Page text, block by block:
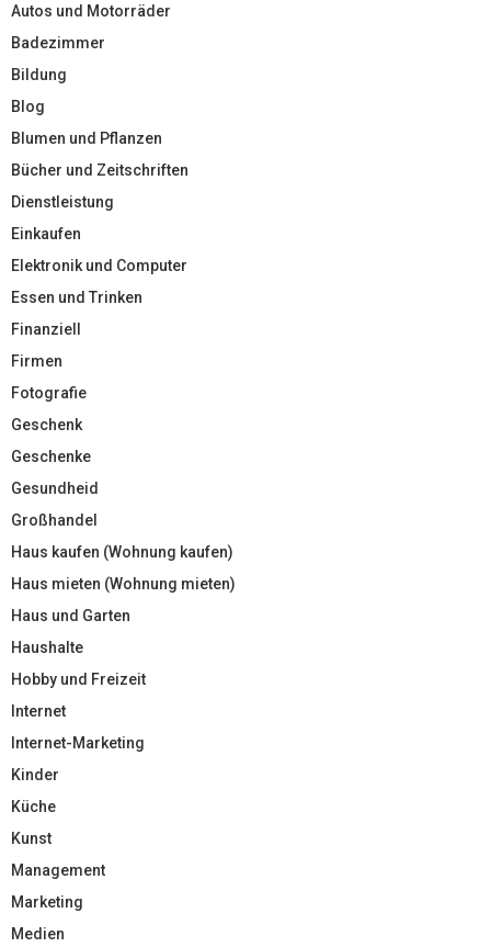
Autos und Motorräder
Badezimmer
Bildung
Blog
Blumen und Pflanzen
Bücher und Zeitschriften
Dienstleistung
Einkaufen
Elektronik und Computer
Essen und Trinken
Finanziell
Firmen
Fotografie
Geschenk
Geschenke
Gesundheid
Großhandel
Haus kaufen (Wohnung kaufen)
Haus mieten (Wohnung mieten)
Haus und Garten
Haushalte
Hobby und Freizeit
Internet
Internet-Marketing
Kinder
Küche
Kunst
Management
Marketing
Medien